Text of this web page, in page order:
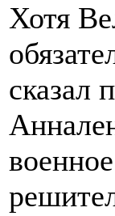
Хотя
сказал